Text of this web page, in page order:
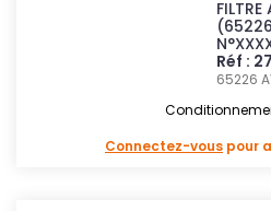
Réf :
65226
Connectez-vous pour